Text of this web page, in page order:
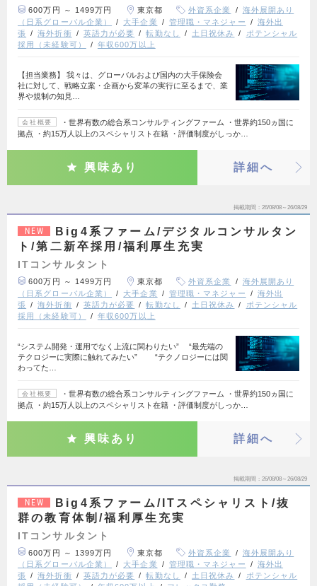
600万円 ～ 1499万円 東京都 外資系企業
海外展開あり
（日系グローバル企業）
大手企業 管理職・マネジャー
海外出
張
海外折衝 英語力が必要 転勤なし 土日祝休み
ポテンシャル
採用（未経験可）
年収600万以上
【担当業務】 我々は、グローバルおよび国内の大手保険会
社に対して、戦略立案・企画から変革の実行に至るまで、業
界や規制の知見…
会社概要
・世界有数の総合系コンサルティングファーム ・世界約150ヵ国に
拠点 ・約15万人以上のスペシャリスト在籍 ・評価制度がしっか…
興味あり 詳細へ
掲載期間 26/08/08～26/08/29
NEW
Big4系ファーム/デジタルコンサルタン
ト/第二新卒採用/福利厚生充実
ITコンサルタント
600万円 ～ 1499万円 東京都 外資系企業
海外展開あり
（日系グローバル企業）
大手企業 管理職・マネジャー
海外出
張
海外折衝 英語力が必要 転勤なし 土日祝休み
ポテンシャル
採用（未経験可）
年収600万以上
“システム開発・運用でなく上流に関わりたい” “最先端の
テクロジーに実際に触れてみたい” “テクノロジーには関
わってた…
会社概要
・世界有数の総合系コンサルティングファーム ・世界約150ヵ国に
拠点 ・約15万人以上のスペシャリスト在籍 ・評価制度がしっか…
興味あり 詳細へ
掲載期間 26/08/08～26/08/29
NEW
Big4系ファーム/ITスペシャリスト/抜
群の教育体制/福利厚生充実
ITコンサルタント
600万円 ～ 1399万円 東京都 外資系企業
海外展開あり
（日系グローバル企業）
大手企業 管理職・マネジャー
海外出
張
海外折衝 英語力が必要 転勤なし 土日祝休み
ポテンシャル